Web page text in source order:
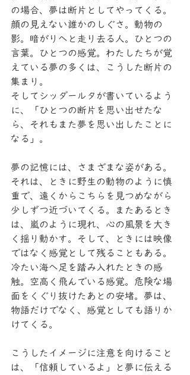
の場合、夢は断片としてやってくる。
顔の見えない誰かのしぐさ。動物の
影。暗がりへと走り去る人。ひとつの
言葉。ひとつの感覚。わたしたちが覚
えている夢の多くは、こうした断片の
集まり。
そしてシッダールタが書いているよう
に、「ひとつの断片を思い出せたな
ら、それもまた夢を思い出したことに
なる」。
夢の記憶には、さまざまな姿がある。
それは、ときに野生の動物のように慎
重で、遠くからこちらを見つめながら
少しずつ近づいてくる。またあるとき
は、嵐のように現れ、心の風景を大き
く揺り動かす。そして、ときには映像
ではなく感覚として残ることもある。
冷たい海へ足を踏み入れたときの感
触。空高く飛んでいる感覚。危険な場
面をくぐり抜けたあとの安堵。夢は、
物語だけでなく、感覚としても語りか
けてくる。
こうしたイメージに注意を向けること
は、「信頼しているよ」と夢に伝える